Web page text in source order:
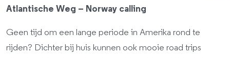
Atlantische Weg – Norway calling
Geen tijd om een lange periode in Amerika rond te
rijden? Dichter bij huis kunnen ook mooie road trips